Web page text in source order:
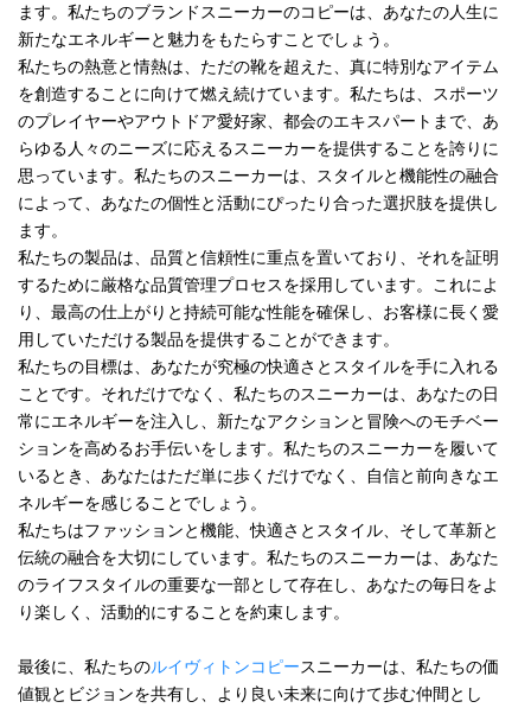
ます。私たちのブランドスニーカーのコピーは、あなたの人生に
新たなエネルギーと魅力をもたらすことでしょう。
私たちの熱意と情熱は、ただの靴を超えた、真に特別なアイテム
を創造することに向けて燃え続けています。私たちは、スポーツ
のプレイヤーやアウトドア愛好家、都会のエキスパートまで、あ
らゆる人々のニーズに応えるスニーカーを提供することを誇りに
思っています。私たちのスニーカーは、スタイルと機能性の融合
によって、あなたの個性と活動にぴったり合った選択肢を提供し
ます。
私たちの製品は、品質と信頼性に重点を置いており、それを証明
するために厳格な品質管理プロセスを採用しています。これによ
り、最高の仕上がりと持続可能な性能を確保し、お客様に長く愛
用していただける製品を提供することができます。
私たちの目標は、あなたが究極の快適さとスタイルを手に入れる
ことです。それだけでなく、私たちのスニーカーは、あなたの日
常にエネルギーを注入し、新たなアクションと冒険へのモチベー
ションを高めるお手伝いをします。私たちのスニーカーを履いて
いるとき、あなたはただ単に歩くだけでなく、自信と前向きなエ
ネルギーを感じることでしょう。
私たちはファッションと機能、快適さとスタイル、そして革新と
伝統の融合を大切にしています。私たちのスニーカーは、あなた
のライフスタイルの重要な一部として存在し、あなたの毎日をよ
り楽しく、活動的にすることを約束します。
最後に、私たちのルイヴィトンコピースニーカーは、私たちの価
値観とビジョンを共有し、より良い未来に向けて歩む仲間とし